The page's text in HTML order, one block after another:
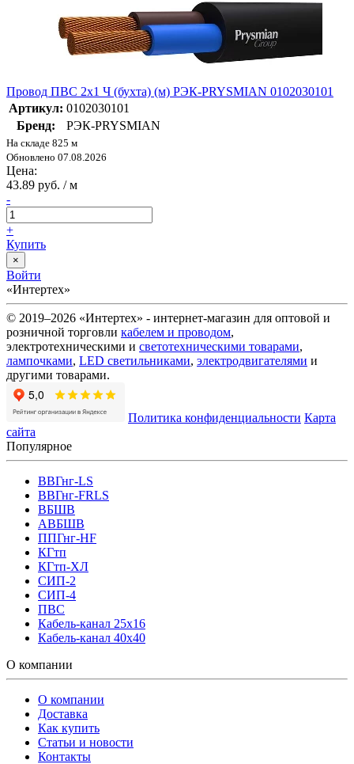
Провод ПВС 2х1 Ч (бухта) (м) РЭК-PRYSMIAN 0102030101
Артикул: 0102030101
Бренд:
РЭК-PRYSMIAN
На складе 825 м
Обновлено 07.08.2026
Цена:
43.89 руб. / м
-
+
Купить
×
Войти
«Интертех»
© 2019–2026 «Интертех» - интернет-магазин для оптовой и
розничной торговли кабелем и проводом,
электротехническими и светотехническими товарами,
лампочками, LED светильниками, электродвигателями и
другими товарами.
Политика конфиденциальности Карта
сайта
Популярное
ВВГнг-LS
ВВГнг-FRLS
ВБШВ
АВБШВ
ППГнг-HF
КГтп
КГтп-ХЛ
СИП-2
СИП-4
ПВС
Кабель-канал 25х16
Кабель-канал 40х40
О компании
О компании
Доставка
Как купить
Статьи и новости
Контакты